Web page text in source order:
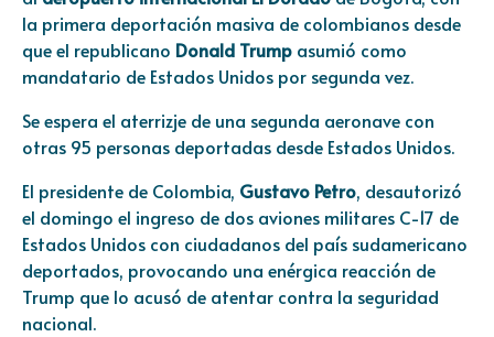
la primera deportación masiva de colombianos desde
que el republicano Donald Trump asumió como
mandatario de Estados Unidos por segunda vez.
Se espera el aterrizje de una segunda aeronave con
otras 95 personas deportadas desde Estados Unidos.
El presidente de Colombia, Gustavo Petro, desautorizó
el domingo el ingreso de dos aviones militares C-17 de
Estados Unidos con ciudadanos del país sudamericano
deportados, provocando una enérgica reacción de
Trump que lo acusó de atentar contra la seguridad
nacional.